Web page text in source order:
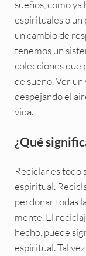
sueños, como
espirituales o un
un cambio de
tenemos un
colecciones que
de sueño. Ver
despejando el
vida.
¿Qué
Reciclar es todo
espiritual.
perdonar todas
mente. El
hecho, puede
espiritual. Tal